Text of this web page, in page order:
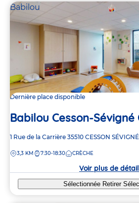
Babilou
Dernière place disponible
Babilou Cesson-Sévigné
Adresse
la
1 Rue de la Carrière 35510 CESSON SÉVIGNÉ
DISTANCE
3,3 KM 7:30-18:30 CRÈCHE
Voir plus de
Sélectionnée Retirer